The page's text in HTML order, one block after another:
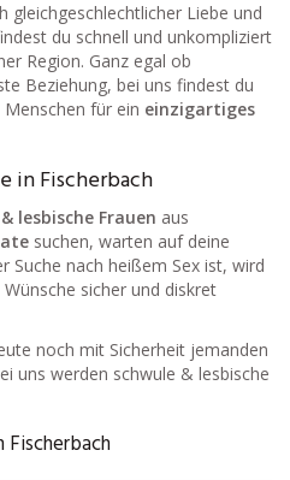
Liebe und
du schnell und unkompliziert
Region. Ganz egal ob
Beziehung, bei uns findest du
Menschen für ein einzigartiges
in Fischerbach
lesbische Frauen aus
suchen, warten auf deine
Suche nach heißem Sex ist, wird
sicher und diskret
noch mit Sicherheit jemanden
uns werden schwule & lesbische
Fischerbach